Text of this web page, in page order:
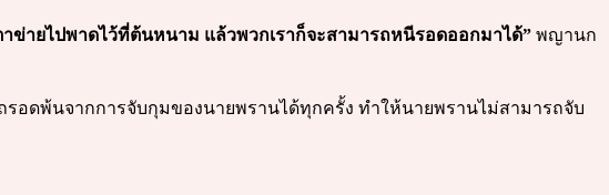
ายไปพาดไว้ที่ต้นหนาม แล้วพวกเราก็จะสามารถหนีรอดออกมาได้” พญานก
อดพ้นจากการจับกุมของนายพรานได้ทุกครั้ง ทำให้นายพรานไม่สามารถจับ